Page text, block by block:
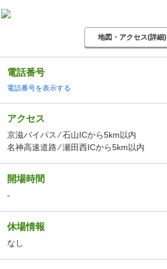
地図・アクセス(詳細)
電話番号
電話番号を表示する
アクセス
京滋バイパス ⁄ 石山ICから5km以内
名神高速道路 ⁄ 瀬田西ICから5km以内
開場時間
-
休場情報
なし